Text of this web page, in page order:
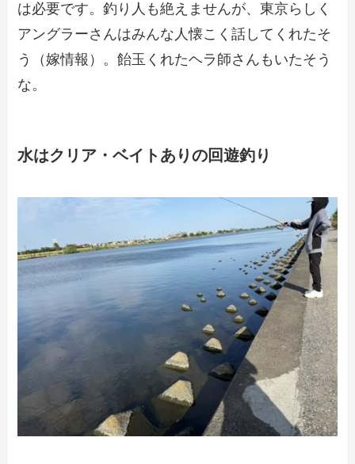
は必要です。釣り人も絶えませんが、東京らしく
アングラーさんはみんな人懐こく話してくれたそ
う（嫁情報）。飴玉くれたヘラ師さんもいたそう
な。
水はクリア・ベイトありの回遊釣り